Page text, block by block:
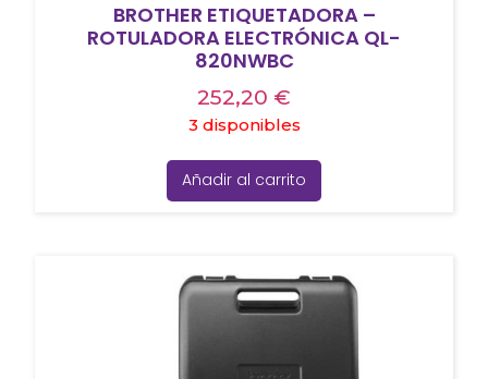
BROTHER ETIQUETADORA –
ROTULADORA ELECTRÓNICA QL-
820NWBC
252,20 €
3 disponibles
Añadir al carrito